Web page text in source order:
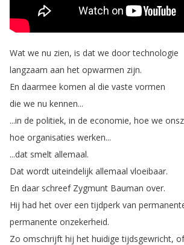
Wat we nu zien, is dat we door technologie
langzaam aan het opwarmen zijn.
En daarmee komen al die vaste vormen
die we nu kennen...
...in de politiek, in de economie, hoe we
hoe organisaties werken...
...dat smelt allemaal.
Dat wordt uiteindelijk allemaal vloeibaar.
En daar schreef Zygmunt Bauman over.
Hij had het over een tijdperk van
permanente onzekerheid.
Zo omschrijft hij het huidige tijdsgewricht, of